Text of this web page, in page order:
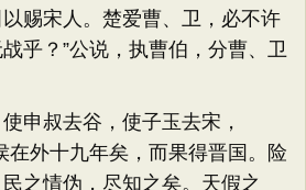
赐宋人。楚爱曹、卫，必不许
乎？”公说，执曹伯，分曹、卫
叔去谷，使子玉去宋，
在外十九年矣，而果得晋国。险
之情伪，尽知之矣。天假之